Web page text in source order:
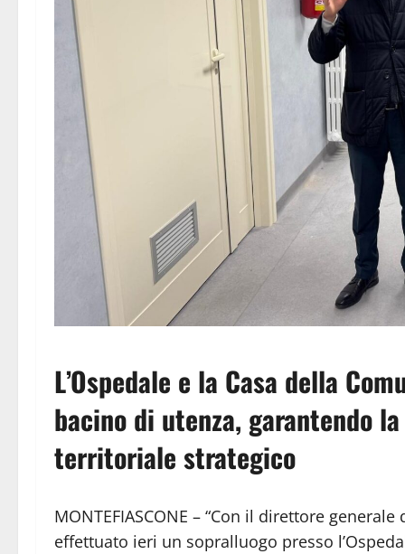
L’Ospedale e la Casa della
bacino di utenza, garantendo
territoriale strategico
MONTEFIASCONE – “Con il direttore
effettuato ieri un sopralluogo presso